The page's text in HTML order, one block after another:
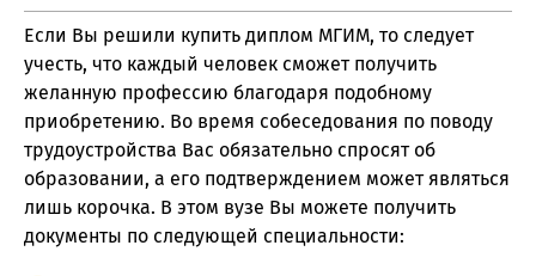
Если Вы решили купить диплом МГИМ, то следует
учесть, что каждый человек сможет получить
желанную профессию благодаря подобному
приобретению. Во время собеседования по поводу
трудоустройства Вас обязательно спросят об
образовании, а его подтверждением может являться
лишь корочка. В этом вузе Вы можете получить
документы по следующей специальности: